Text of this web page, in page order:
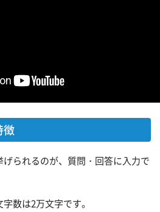
徴
られるのが、質問・回答に入力で
数は2万文字です。